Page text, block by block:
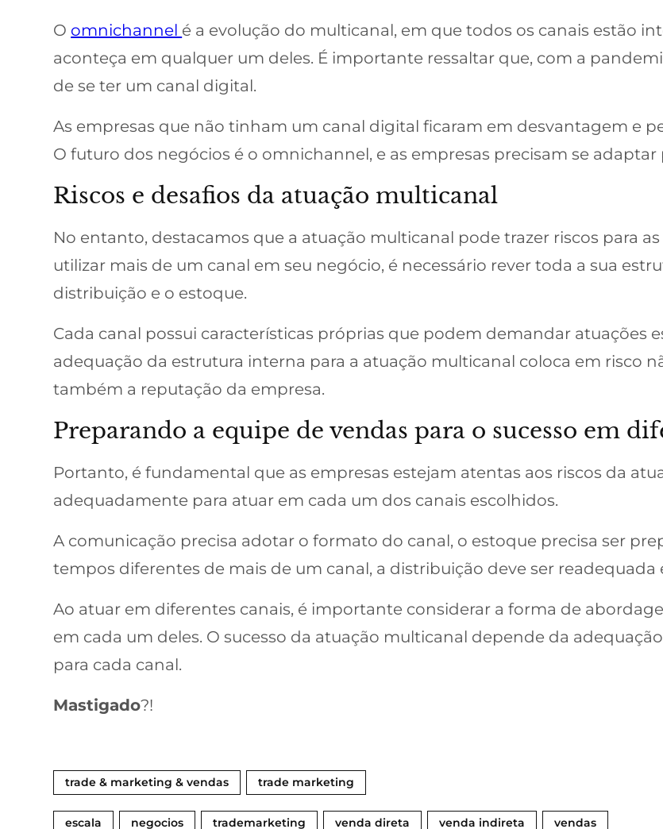
O omnichannel é a evolução do multicanal, em que todos os canais estão
aconteça em qualquer um deles. É importante ressaltar que, com a
de se ter um canal digital.
As empresas que não tinham um canal digital ficaram em desvantagem e
O futuro dos negócios é o omnichannel, e as empresas precisam se
Riscos e desafios da atuação multicanal
No entanto, destacamos que a atuação multicanal pode trazer riscos para
utilizar mais de um canal em seu negócio, é necessário rever toda a sua
distribuição e o estoque.
Cada canal possui características próprias que podem demandar atuações
adequação da estrutura interna para a atuação multicanal coloca em risco
também a reputação da empresa.
Preparando a equipe de vendas para o sucesso em
Portanto, é fundamental que as empresas estejam atentas aos riscos da
adequadamente para atuar em cada um dos canais escolhidos.
A comunicação precisa adotar o formato do canal, o estoque precisa ser
tempos diferentes de mais de um canal, a distribuição deve ser
Ao atuar em diferentes canais, é importante considerar a forma de
em cada um deles. O sucesso da atuação multicanal depende da
para cada canal.
Mastigado?!
trade & marketing & vendas trade marketing
escala negocios trademarketing venda direta venda indireta vendas